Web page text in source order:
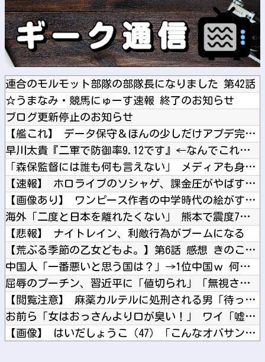
連合のモルモット部隊の部隊長になりました 第42話
☆うまなみ・競馬にゅーす速報 終了のお知らせ
ブログ更新停止のお知らせ
【艦これ】 データ保守＆ほんの少しだけアプデ完了！ アプデま...
早川太貴『二軍で防御率9.12です』←なんでこれが一軍なの？
「森保監督には誰も何も言えない」 メディアも身内も批判を避け...
【速報】 ホロライブのソシャゲ、課金圧がやばすぎて不評になる...
【画像あり】 ワンピース作者の中学時代の絵がすごすぎる→
海外「二度と日本を離れたくない」 熊本で震度7を体験したドイ...
【悲報】 ナイトレイン、利敵行為がブームになる
【荒ぶる季節の乙女どもよ。】第6話 感想 きのこは食べても太...
中国人「一番悪いと思う国は？」→1位中国ｗ 何で中国は日本が...
屈辱のプーチン、習近平に「値切られ」「無視され」まるで主従関...
【閲覧注意】 麻薬カルテルに処刑される男「待って！こんな死に...
お前ら「女はおっさんより口が臭い！」 ワイ「嘘つけバーカｗ」...
【画像】 はいだしょうこ（47）「こんなオバサンでいいの…？...